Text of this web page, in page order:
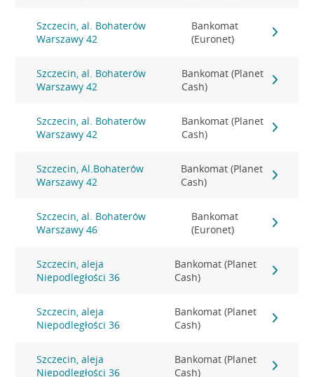
Szczecin, al. Bohaterów
Warszawy 42
Bankomat
(Euronet)
Szczecin, al. Bohaterów
Warszawy 42
Bankomat (Planet
Cash)
Szczecin, al. Bohaterów
Warszawy 42
Bankomat (Planet
Cash)
Szczecin, Al.Bohaterów
Warszawy 42
Bankomat (Planet
Cash)
Szczecin, al. Bohaterów
Warszawy 46
Bankomat
(Euronet)
Szczecin, aleja
Niepodległości 36
Bankomat (Planet
Cash)
Szczecin, aleja
Niepodległości 36
Bankomat (Planet
Cash)
Szczecin, aleja
Niepodległości 36
Bankomat (Planet
Cash)